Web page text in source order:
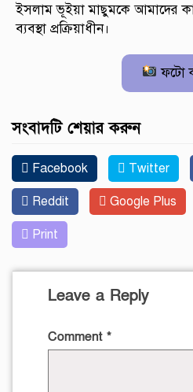
ইসলাম ভূইয়া মাছুমকে আমাদের
ব্যবস্থা প্রক্রিয়াধীন।
ফটো
সংবাদটি শেয়ার করুন
Facebook Twitter
Reddit Google Plus
Print
Leave a Reply
Comment *